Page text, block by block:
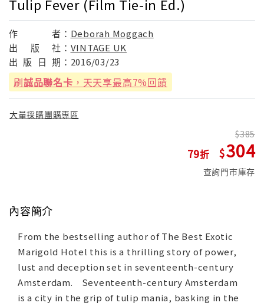
Tulip Fever (Film Tie-in Ed.)
作 者： Deborah Moggach
出
版 社： VINTAGE UK
出 版 日 期： 2016/03/23
刷誠品聯名卡 ，天天享最高7%回饋
大量採購團購專區
79
385
304
查詢門市庫存
內容簡介
From the bestselling author of The Best Exotic
Marigold Hotel this is a thrilling story of power,
lust and deception set in seventeenth-century
Amsterdam. Seventeenth-century Amsterdam
is a city in the grip of tulip mania, basking in the